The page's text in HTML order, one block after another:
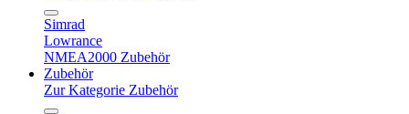
Simrad
Lowrance
NMEA2000 Zubehör
Zubehör
Zur Kategorie Zubehör